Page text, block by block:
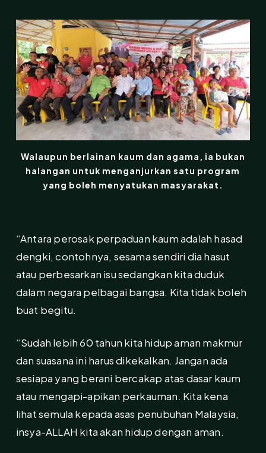
Walaupun berlainan kaum dan agama, ia bukan
halangan untuk menganjurkan satu program
yang boleh menyatukan masyarakat.
“Antara perosak perpaduan kaum adalah hasad
dengki, contohnya, sesama sendiri dia hasut
atau perbesarkan isu sedangkan kita duduk
dalam negara pelbagai bangsa. Kita tidak boleh
buat begitu.
“Sudah lebih 60 tahun kita hidup aman makmur
dan suasana ini harus dikekalkan. Jangan ada
sesiapa yang berani bercakap atas dasar kaum
atau mengapi-apikan perkauman. Kita kena
lihat semula kepada asas penubuhan Malaysia,
insya-ALLAH kita akan hidup dengan aman.